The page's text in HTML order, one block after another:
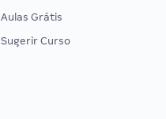
Aulas Grátis
Sugerir Curso